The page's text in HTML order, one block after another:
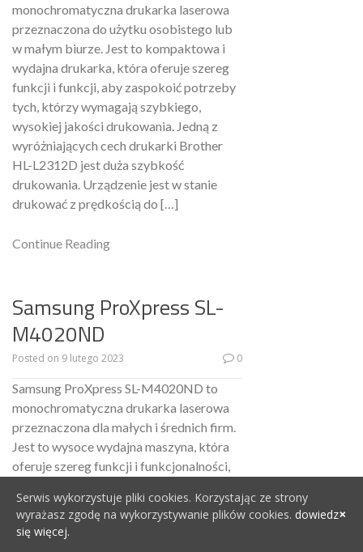
monochromatyczna drukarka laserowa
przeznaczona do użytku osobistego lub
w małym biurze. Jest to kompaktowa i
wydajna drukarka, która oferuje szereg
funkcji i funkcji, aby zaspokoić potrzeby
tych, którzy wymagają szybkiego,
wysokiej jakości drukowania. Jedną z
wyróżniających cech drukarki Brother
HL-L2312D jest duża szybkość
drukowania. Urządzenie jest w stanie
drukować z prędkością do […]
Continue Reading
Samsung ProXpress SL-
M4020ND
Posted on 9 lutego 2023 0
Samsung ProXpress SL-M4020ND to
monochromatyczna drukarka laserowa
przeznaczona dla małych i średnich firm.
Jest to wysoce wydajna maszyna, która
oferuje szereg funkcji i funkcjonalności,
wymagają szybkiego, wydajnego i
ekonomicznego drukowania. Jedną z
kluczowych cech Samsung ProXpress SL-
Serwis wykorzystuje pliki cookies. Korzystając ze strony
wyrażasz zgodę na wykorzystywanie plików cookies. dowiedz
się więcej.